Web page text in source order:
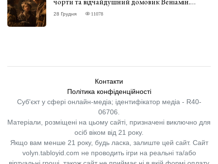
ВІДГУК
28 Грудня 11078
Контакти
Політика конфіденційності
Суб'єкт у сфері онлайн-медіа; ідентифікатор медіа - R40-
06706.
Матеріали, розміщені на цьому сайті, призначені виключно для
осіб віком від 21 року.
Якщо вам менше 21 року, будь ласка, залиште цей сайт. Сайт
volyn.tabloyid.com не проводить ігри на реальні та/або